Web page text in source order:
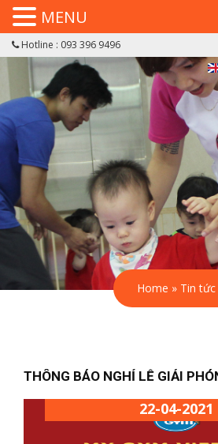
Hotline : 093 396 9496
Home » Tin tức
22-04-2021
MENU